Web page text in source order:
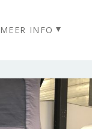
MEER INFO